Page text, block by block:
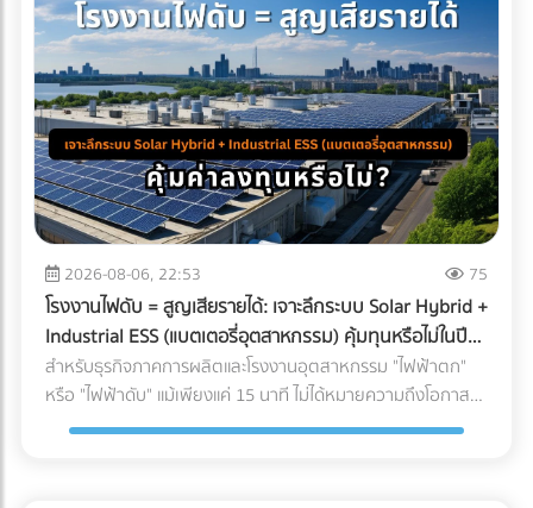
2026-08-06, 22:53 75
โรงงานไฟดับ = สูญเสียรายได้: เจาะลึกระบบ Solar Hybrid +
Industrial ESS (แบตเตอรี่อุตสาหกรรม) คุ้มทุนหรือไม่ในปี
2026?
สำหรับธุรกิจภาคการผลิตและโรงงานอุตสาหกรรม "ไฟฟ้าตก"
หรือ "ไฟฟ้าดับ" แม้เพียงแค่ 15 นาที ไม่ได้หมายความถึงโอกาสที่
พนักงานได้หยุดพักผ่อนชั่วคราว แต่มันคือวิกฤติที่สร้างความ